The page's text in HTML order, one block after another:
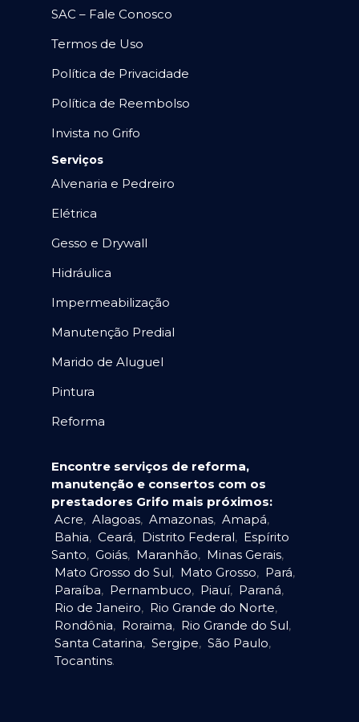
SAC – Fale Conosco
Termos de Uso
Política de Privacidade
Política de Reembolso
Invista no Grifo
Serviços
Alvenaria e Pedreiro
Elétrica
Gesso e Drywall
Hidráulica
Impermeabilização
Manutenção Predial
Marido de Aluguel
Pintura
Reforma
Encontre serviços de reforma,
manutenção e consertos com os
prestadores Grifo mais próximos:
Acre, Alagoas, Amazonas, Amapá,
Bahia, Ceará, Distrito Federal, Espírito
Santo, Goiás, Maranhão, Minas Gerais,
Mato Grosso do Sul, Mato Grosso, Pará,
Paraíba, Pernambuco, Piauí, Paraná,
Rio de Janeiro, Rio Grande do Norte,
Rondônia, Roraima, Rio Grande do Sul,
Santa Catarina, Sergipe, São Paulo,
Tocantins.